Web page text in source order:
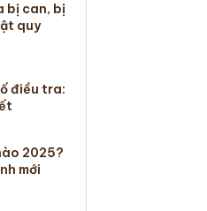
bị can, bị
quy
điều tra:
2025?
mới